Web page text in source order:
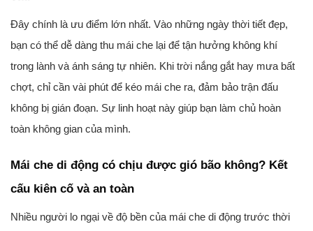
Đây chính là ưu điểm lớn nhất. Vào những ngày thời tiết đẹp,
bạn có thể dễ dàng thu mái che lại để tận hưởng không khí
trong lành và ánh sáng tự nhiên. Khi trời nắng gắt hay mưa bất
chợt, chỉ cần vài phút để kéo mái che ra, đảm bảo trận đấu
không bị gián đoạn. Sự linh hoạt này giúp bạn làm chủ hoàn
toàn không gian của mình.
Mái che di động có chịu được gió bão không? Kết
cấu kiên cố và an toàn
Nhiều người lo ngại về độ bền của mái che di động trước thời